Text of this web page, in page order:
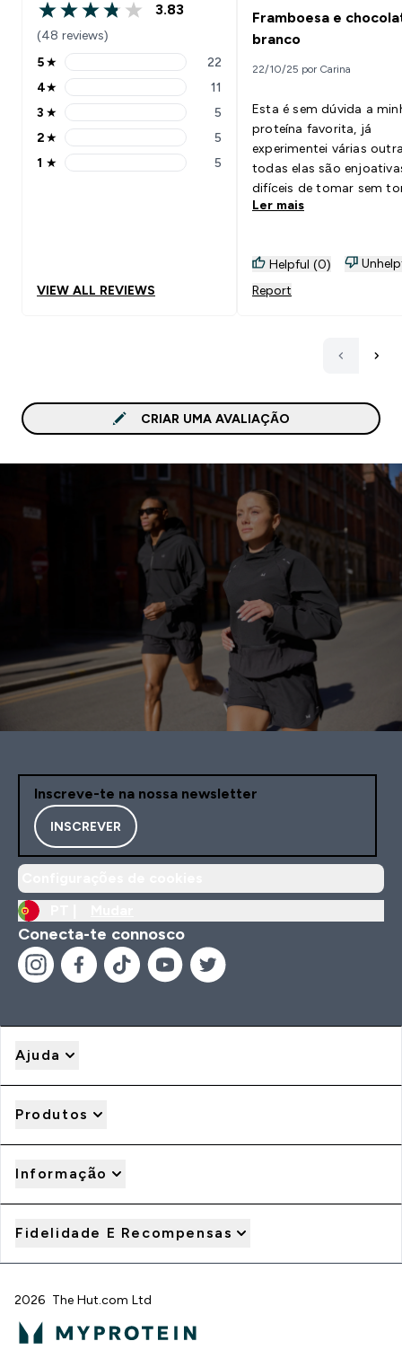
3.83 out of 5 stars
3.83
(48 reviews)
5 stars rating 22 reviews
5★ 22
4 stars rating 11 reviews
4★ 11
3 stars rating 5 reviews
3 ★ 5
2 stars rating 5 reviews
2★ 5
1 stars rating 5 reviews
1 ★ 5
VIEW ALL REVIEWS
Framboesa e
branco
22/10/25 por Carina
Esta é sem dúvida a
proteína favorita, já
experimentei várias
todas elas são
difíceis de tomar sem
nariz! O meu sabor
um leve aroma a
super agradável e nada
Ler mais
Helpful (0)
Report
CRIAR UMA AVALIAÇÃO
Inscreve-te na nossa newsletter
INSCREVER
Conecta-te connosco
Ajuda
Produtos
Informação
Fidelidade E Recompensas
2026 The Hut.com Ltd